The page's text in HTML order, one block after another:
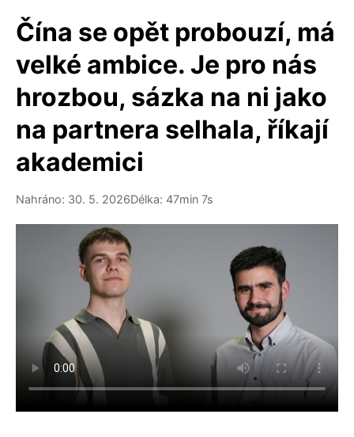
Čína se opět probouzí, má
velké ambice. Je pro nás
hrozbou, sázka na ni jako
na partnera selhala, říkají
akademici
Nahráno: 30. 5. 2026Délka: 47min 7s